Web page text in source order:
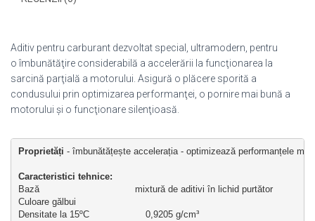
Aditiv pentru carburant dezvoltat special, ultramodern, pentru
o îmbunătăţire considerabilă a accelerării la funcţionarea la
sarcină parţială a motorului. Asigură o plăcere sporită a
condusului prin optimizarea performanţei, o pornire mai bună a
motorului şi o funcţionare silenţioasă.
Proprietăți - îmbunătățește accelerația - optimizează performanțele
Caracteristici tehnice:
Bază                                  mixtură de aditivi în lichid purtător
Culoare gălbui
Densitate la 15ºC                    0,9205 g/cm³